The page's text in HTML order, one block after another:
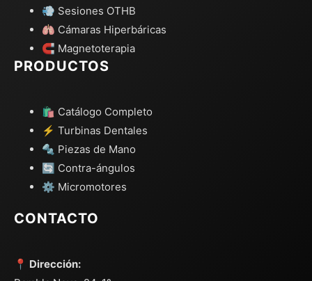
💨 Sesiones OTHB
🫁 Cámaras Hiperbáricas
🧲 Magnetoterapia
PRODUCTOS
🛍️ Catálogo Completo
⚡ Turbinas Dentales
🔩 Piezas de Mano
🔄 Contra-ángulos
⚙️ Micromotores
CONTACTO
📍 Dirección: